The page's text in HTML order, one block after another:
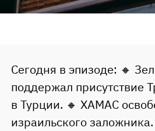
Сегодня в эпизоде: 🔸
поддержал присутствие
в Турции. 🔸 ХАМАС
израильского